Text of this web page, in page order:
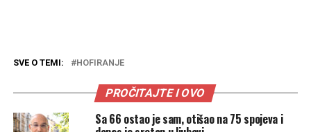
SVE O TEMI: HOFIRANJE
PROČITAJTE I OVO
Sa 66 ostao je sam, otišao na 75 spojeva i